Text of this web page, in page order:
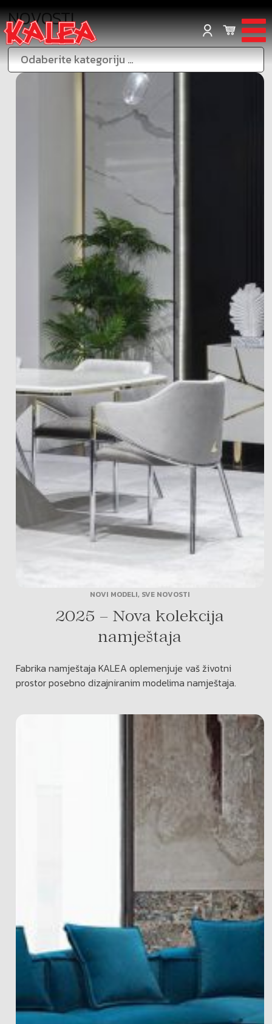
NOVOSTI
Odaberite kategoriju …
NOVI MODELI, SVE NOVOSTI
2025 – Nova kolekcija
namještaja
Fabrika namještaja KALEA oplemenjuje vaš životni
prostor posebno dizajniranim modelima namještaja.